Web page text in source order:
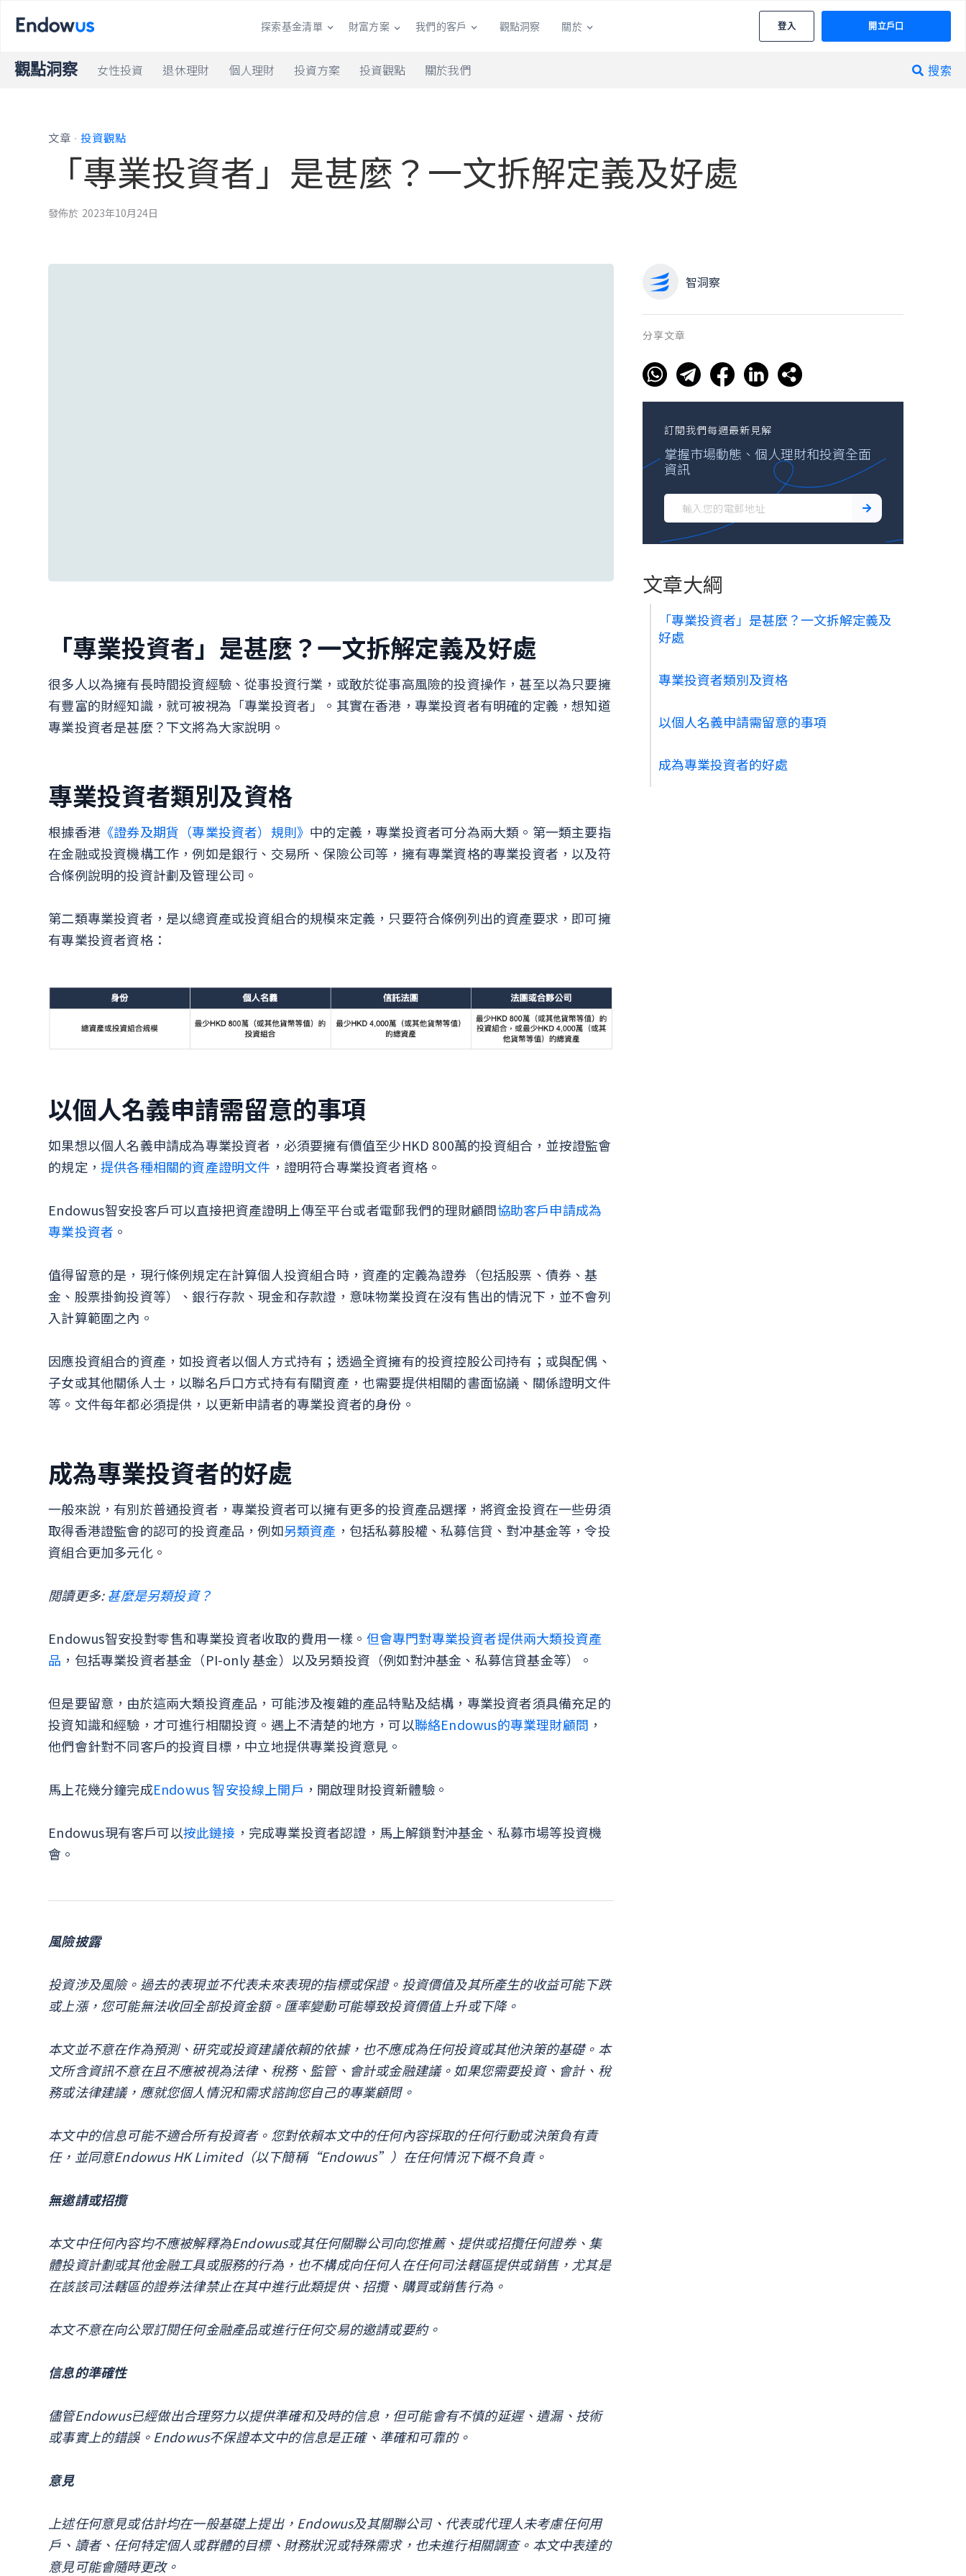
探索基金清單 財富方案 我們的客戶 觀點洞察 關於 登入 開立戶口
觀點洞察 女性投資 退休理財 個人理財 投資方案 投資觀點 關於我們  搜索
文章 . 投資觀點
「專業投資者」是甚麼？一文拆解定義及好處
發佈於 2023年10月24日
「專業投資者」是甚麼？一文拆解定義及好處
很多人以為擁有長時間投資經驗、從事投資行業，或敢於從事高風險的投資操作，甚至以為只要擁
有豐富的財經知識，就可被視為「專業投資者」。其實在香港，專業投資者有明確的定義，想知道
專業投資者是甚麼？下文將為大家說明。
專業投資者類別及資格
根據香港 《證券及期貨（專業投資者）規則》 中的定義，專業投資者可分為兩大類。第一類主要指
在金融或投資機構工作，例如是銀行、交易所、保險公司等，擁有專業資格的專業投資者，以及符
合條例說明的投資計劃及管理公司。
第二類專業投資者，是以總資產或投資組合的規模來定義，只要符合條例列出的資產要求，即可擁
有專業投資者資格：
以個人名義申請需留意的事項
如果想以個人名義申請成為專業投資者，必須要擁有價值至少HKD 800萬的投資組合，並按證監會
的規定， 提供各種相關的資產證明文件 ，證明符合專業投資者資格。
Endowus智安投客戶可以直接把資產證明上傳至平台或者電郵我們的理財顧問協助客戶申請成為
專業投資者 。
值得留意的是，現行條例規定在計算個人投資組合時，資產的定義為證券（包括股票、債券、基
金、股票掛鉤投資等）、銀行存款、現金和存款證，意味物業投資在沒有售出的情況下，並不會列
入計算範圍之內。
因應投資組合的資產，如投資者以個人方式持有；透過全資擁有的投資控股公司持有；或與配偶、
子女或其他關係人士，以聯名戶口方式持有有關資產，也需要提供相關的書面協議、關係證明文件
等。文件每年都必須提供，以更新申請者的專業投資者的身份。
成為專業投資者的好處
一般來說，有別於普通投資者，專業投資者可以擁有更多的投資產品選擇，將資金投資在一些毋須
取得香港證監會的認可的投資產品，例如另類資產 ，包括私募股權、私募信貸、對冲基金等，令投
資組合更加多元化。
閲讀更多:甚麼是另類投資？
Endowus智安投對零售和專業投資者收取的費用一樣。 但會專門對專業投資者提供兩大類投資產
品 ，包括專業投資者基金（PI-only 基金）以及另類投資（例如對沖基金、私募信貸基金等）。
但是要留意，由於這兩大類投資產品，可能涉及複雜的產品特點及結構，專業投資者須具備充足的
投資知識和經驗，才可進行相關投資。遇上不清楚的地方，可以聯絡Endowus的專業理財顧問 ，
他們會針對不同客戶的投資目標，中立地提供專業投資意見。
馬上花幾分鐘完成Endowus 智安投線上開戶 ，開啟理財投資新體驗。
Endowus現有客戶可以按此鏈接 ，完成專業投資者認證，馬上解鎖對沖基金、私募市場等投資機
會。
風險披露
投資涉及風險。過去的表現並不代表未來表現的指標或保證。投資價值及其所產生的收益可能下跌
或上漲，您可能無法收回全部投資金額。匯率變動可能導致投資價值上升或下降。
本文並不意在作為預測、研究或投資建議依賴的依據，也不應成為任何投資或其他決策的基礎。本
文所含資訊不意在且不應被視為法律、稅務、監管、會計或金融建議。如果您需要投資、會計、稅
務或法律建議，應就您個人情況和需求諮詢您自己的專業顧問。
本文中的信息可能不適合所有投資者。您對依賴本文中的任何內容採取的任何行動或決策負有責
任，並同意Endowus HK Limited（以下簡稱“Endowus”）在任何情況下概不負責。
無邀請或招攬
本文中任何內容均不應被解釋為Endowus或其任何關聯公司向您推薦、提供或招攬任何證券、集
體投資計劃或其他金融工具或服務的行為，也不構成向任何人在任何司法轄區提供或銷售，尤其是
在該該司法轄區的證券法律禁止在其中進行此類提供、招攬、購買或銷售行為。
本文不意在向公眾訂閱任何金融產品或進行任何交易的邀請或要約。
信息的準確性
儘管Endowus已經做出合理努力以提供準確和及時的信息，但可能會有不慎的延遲、遺漏、技術
或事實上的錯誤。Endowus不保證本文中的信息是正確、準確和可靠的。
意見
上述任何意見或估計均在一般基礎上提出，Endowus及其關聯公司、代表或代理人未考慮任何用
戶、讀者、任何特定個人或群體的目標、財務狀況或特殊需求，也未進行相關調查。本文中表達的
意見可能會隨時更改。
智洞察
分享文章
訂閱我們每週最新見解
掌握市場動態、個人理財和投資全面
資訊
文章大綱
「專業投資者」是甚麼？一文拆解定義及
好處
專業投資者類別及資格
以個人名義申請需留意的事項
成為專業投資者的好處